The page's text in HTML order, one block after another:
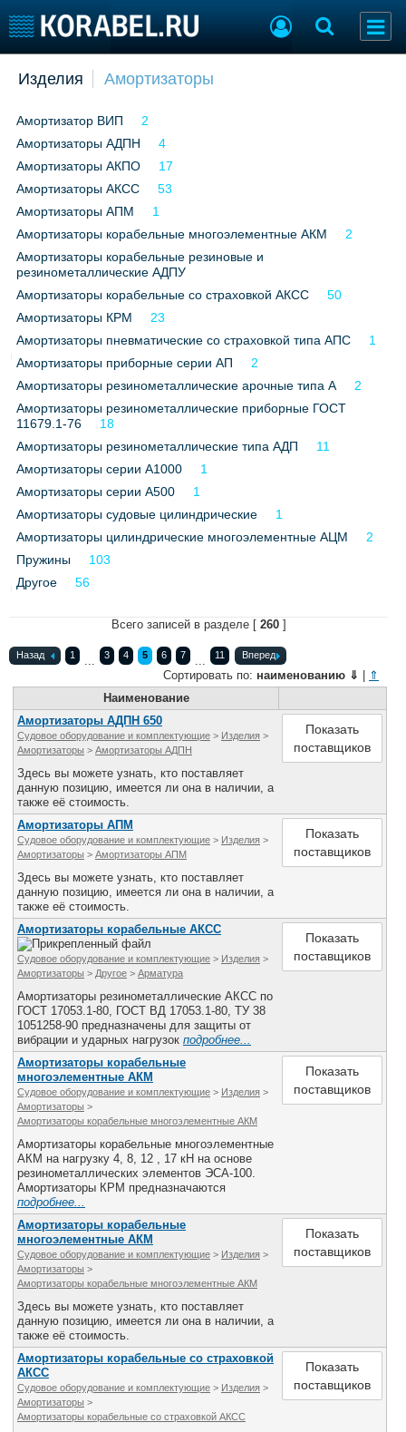
Пульс
Новости
Компании
Репутация
Работа
Крюинг
Журнал
Реклама
Продажа флота
Оборудование
Изделия
Услуги
Выставки и семинары
Личности
Словарь
Галерея флота
Отзывы
Все службы
Изделия Амортизаторы
Амортизатор ВИП
2
Амортизаторы АДПН
4
Амортизаторы АКПО
17
Амортизаторы АКСС
53
Амортизаторы АПМ
1
Амортизаторы корабельные многоэлементные АКМ
2
Амортизаторы корабельные резиновые и
резинометаллические АДПУ
Амортизаторы корабельные со страховкой АКСС
50
Амортизаторы КРМ
23
Амортизаторы пневматические со страховкой типа АПС
1
Амортизаторы приборные серии АП
2
Амортизаторы резинометаллические арочные типа А
2
Амортизаторы резинометаллические приборные ГОСТ
11679.1-76
18
Амортизаторы резинометаллические типа АДП
11
Амортизаторы серии А1000
1
Амортизаторы серии А500
1
Амортизаторы судовые цилиндрические
1
Амортизаторы цилиндрические многоэлементные АЦМ
2
Пружины
103
Другое
56
Всего записей в разделе [ 260]
Назад 1 ... 3 4 5 6 7 ... 11 Вперед
Сортировать по: наименованию ⇓
⇑
Наименование
Амортизаторы АДПН 650
Судовое оборудование и комплектующие > Изделия >
Амортизаторы > Амортизаторы АДПН
Здесь вы можете узнать, кто поставляет
данную позицию, имеется ли она в наличии, а
также её стоимость.
Показать
поставщиков
Амортизаторы АПМ
Судовое оборудование и комплектующие > Изделия >
Амортизаторы > Амортизаторы АПМ
Здесь вы можете узнать, кто поставляет
данную позицию, имеется ли она в наличии, а
также её стоимость.
Показать
поставщиков
Амортизаторы корабельные АКСС
Судовое оборудование и комплектующие > Изделия >
Амортизаторы > Другое > Арматура
Амортизаторы резинометаллические АКСС по
ГОСТ 17053.1-80, ГОСТ ВД 17053.1-80, ТУ 38
1051258-90 предназначены для защиты от
вибрации и ударных нагрузок подробнее...
Показать
поставщиков
Амортизаторы корабельные
многоэлементные АКМ
Судовое оборудование и комплектующие > Изделия >
Амортизаторы >
Амортизаторы корабельные многоэлементные АКМ
Амортизаторы корабельные многоэлементные
АКМ на нагрузку 4, 8, 12 , 17 кН на основе
резинометаллических элементов ЭСА-100.
Амортизаторы КРМ предназначаются
подробнее...
Показать
поставщиков
Амортизаторы корабельные
многоэлементные АКМ
Судовое оборудование и комплектующие > Изделия >
Амортизаторы >
Амортизаторы корабельные многоэлементные АКМ
Здесь вы можете узнать, кто поставляет
данную позицию, имеется ли она в наличии, а
также её стоимость.
Показать
поставщиков
Амортизаторы корабельные со страховкой
АКСС
Судовое оборудование и комплектующие > Изделия >
Амортизаторы >
Амортизаторы корабельные со страховкой АКСС
Показать
поставщиков